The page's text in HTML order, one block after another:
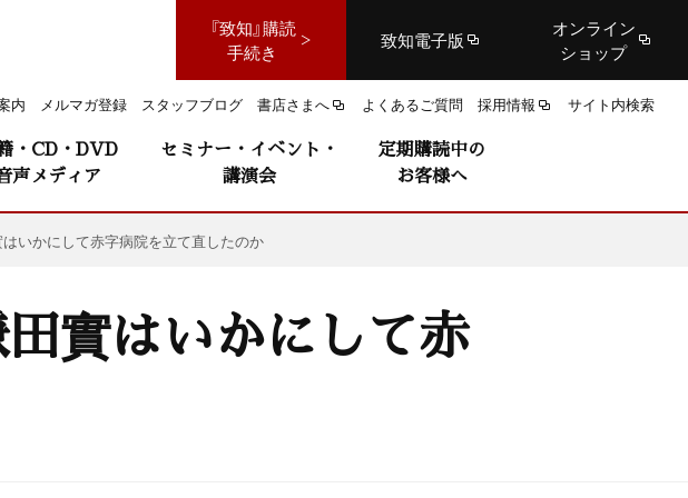
『致知』購読
手続き
致知電子版
オンライン
ショップ
内 メルマガ登録 スタッフブログ 書店さまへ よくあるご質問 採用情報 サイト内検索
・CD・DVD
声メディア
セミナー・イベント・
講演会
定期購読中の
お客様へ
いかにして赤字病院を立て直したのか
實はいかにして赤